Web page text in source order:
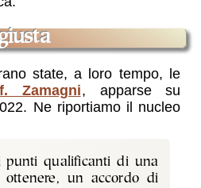
state, a loro tempo, le
Zamagni, apparse su
Ne riportiamo il nucleo
punti qualificanti di una
ottenere, un accordo di